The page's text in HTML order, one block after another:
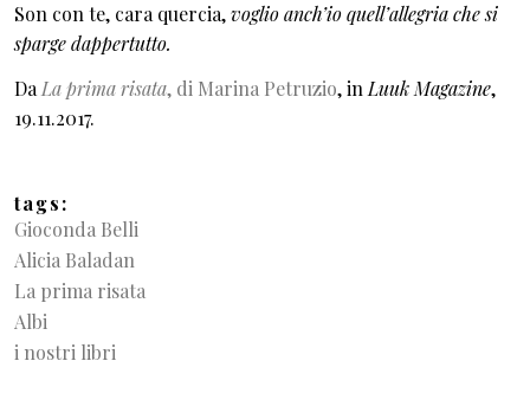
Son con te, cara quercia,voglio anch’io quell’allegria che si
sparge dappertutto.
Da La prima risata, di Marina Petruzio, in Luuk Magazine,
19.11.2017.
tags
Gioconda Belli
Alicia Baladan
La prima risata
Albi
i nostri libri